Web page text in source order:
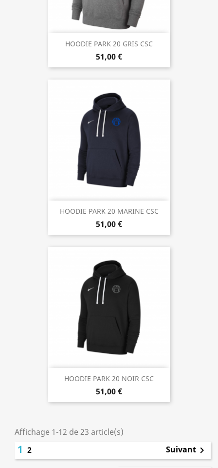
HOODIE PARK 20 GRIS CSC
51,00 €
HOODIE PARK 20 MARINE CSC
51,00 €
HOODIE PARK 20 NOIR CSC
51,00 €
Affichage 1-12 de 23 article(s)
1 2 Suivant 